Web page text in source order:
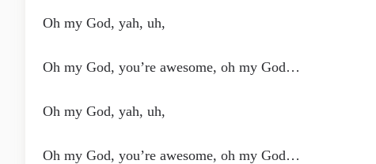
Oh my God, yah, uh,
Oh my God, you’re awesome, oh my God…
Oh my God, yah, uh,
Oh my God, you’re awesome, oh my God…